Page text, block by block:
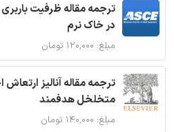
ترجمه مقاله ظرفیت
در خاک نرم
مبلغ: ۱۲۰,۰۰۰ تومان
ترجمه مقاله آنالیز
متخلخل هدفمند
مبلغ: ۱۴۰,۰۰۰ تومان